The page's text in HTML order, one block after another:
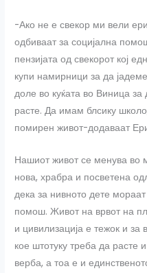
-Ако не е свекор ми вели
одбиваат за социјална
пензијата од свекорот кој
купи намирници за да
доле во куќата во Виница
расте. Да имам блсику
помирен живот-додаваат
Нашиот живот се менува во
нова, храбра и посветена
дека за нивното дете
помош. Живот на врвот на
и цивилизација е тежок и за
кое штотуку треба да расте
верба, а тоа е и